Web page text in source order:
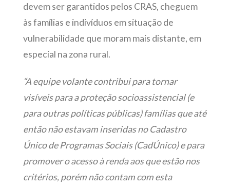
devem ser garantidos pelos CRAS, cheguem
às famílias e indivíduos em situação de
vulnerabilidade que moram mais distante, em
especial na zona rural.
“A equipe volante contribui para tornar
visíveis para a proteção socioassistencial (e
para outras políticas públicas) famílias que até
então não estavam inseridas no Cadastro
Único de Programas Sociais (CadÚnico) e para
promover o acesso à renda aos que estão nos
critérios, porém não contam com esta